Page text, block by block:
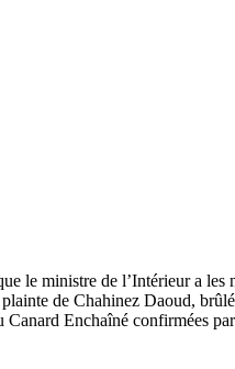
de Chahinez Daoud,
Canard Enchaîné confirmées